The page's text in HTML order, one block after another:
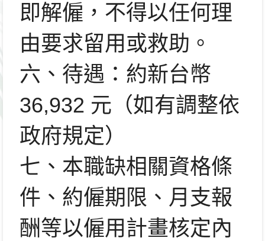
即解僱， 不得以任何理
由要求留用或救助。
六、待遇：約新台幣
36,932 元（如有調整依
政府規定）
七、本職缺相關資格條
件、約僱期限、 月支報
酬等以僱用計畫核定內